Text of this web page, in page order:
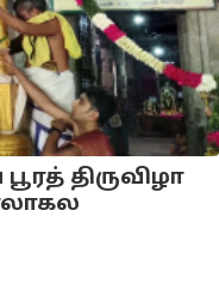
திருவிழா